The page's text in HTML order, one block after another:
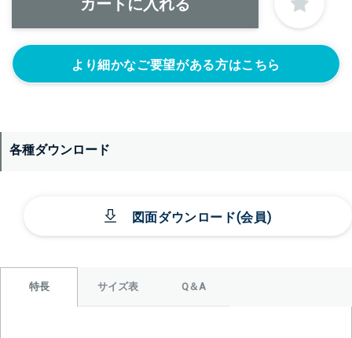
目盛りをつける
シール座をつけ
より細かなご要望がある方はこちら
各種ダウンロード
図面ダウンロード(会員)
特長 サイズ表 Q＆A